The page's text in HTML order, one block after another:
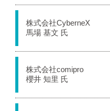
株式会社CyberneX
馬場 基文 氏
株式会社comipro
櫻井 知里 氏